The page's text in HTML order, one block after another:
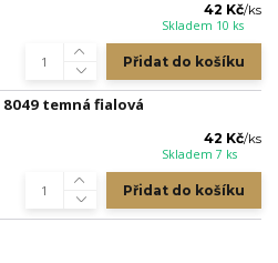
42 Kč/ks
Skladem 10 ks
Přidat do košíku
temná fialová
42 Kč/ks
Skladem 7 ks
Přidat do košíku